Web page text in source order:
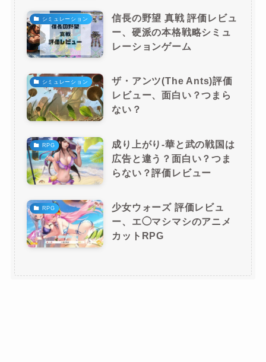
シミュレーション
信長の野望 真戦 評価レビュ
ー、硬派の本格戦略シミュ
レーションゲーム
シミュレーション
ザ・アンツ(The Ants)評価
レビュー、面白い？つまら
ない？
RPG
成り上がり-華と武の戦国は
広告と違う？面白い？つま
らない？評価レビュー
RPG
少女ウォーズ 評価レビュ
ー、エ◯マシマシのアニメ
カットRPG